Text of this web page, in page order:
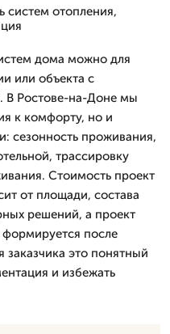
систем отопления,
дома можно для
или объекта с
В Ростове-на-Доне мы
к комфорту, но и
сезонность проживания,
трассировку
Стоимость проект
от площади, состава
решений, а проект
после
это понятный
и избежать